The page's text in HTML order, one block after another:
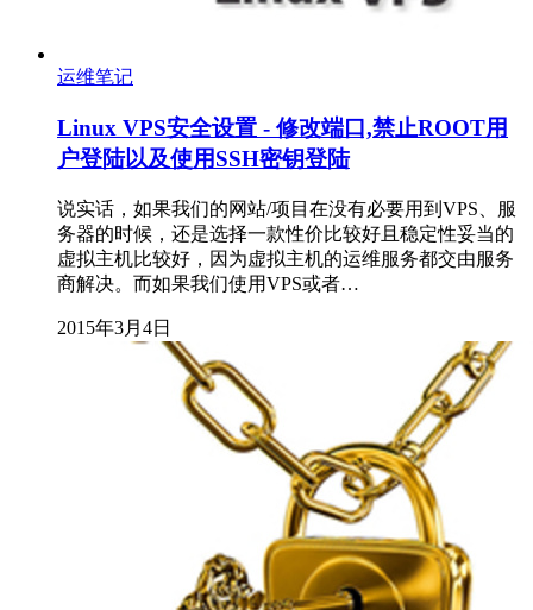
运维笔记
Linux VPS安全设置 - 修改端口,禁止ROOT用
户登陆以及使用SSH密钥登陆
说实话，如果我们的网站/项目在没有必要用到VPS、服
务器的时候，还是选择一款性价比较好且稳定性妥当的
虚拟主机比较好，因为虚拟主机的运维服务都交由服务
商解决。而如果我们使用VPS或者…
2015年3月4日